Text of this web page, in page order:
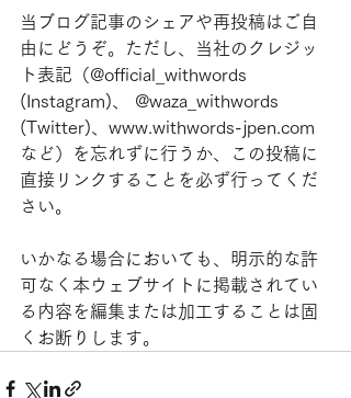
当ブログ記事のシェアや再投稿はご自
由にどうぞ。ただし、当社のクレジッ
ト表記（@official_withwords
(Instagram)、 @waza_withwords
(Twitter)、www.withwords-jpen.com
など）を忘れずに行うか、この投稿に
直接リンクすることを必ず行ってくだ
さい。
いかなる場合においても、明示的な許
可なく本ウェブサイトに掲載されてい
る内容を編集または加工することは固
くお断りします。